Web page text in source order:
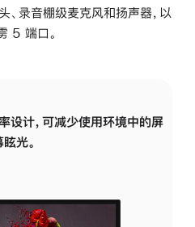
录音棚级麦克风和扬声器，以
5 端口。
设计，可减少使用环境中的屏
眩光。